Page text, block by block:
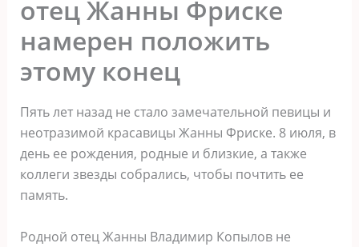
отец Жанны Фриске
намерен положить
этому конец
Пять лет назад не стало замечательной певицы и
неотразимой красавицы Жанны Фриске. 8 июля, в
день ее рождения, родные и близкие, а также
коллеги звезды собрались, чтобы почтить ее
память.
Родной отец Жанны Владимир Копылов не